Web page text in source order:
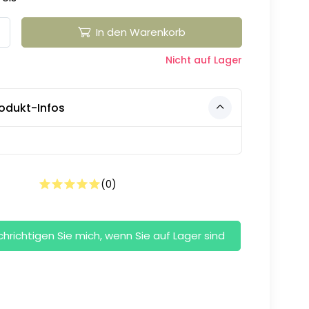
In den Warenkorb
Nicht auf Lager
Infos
(0)